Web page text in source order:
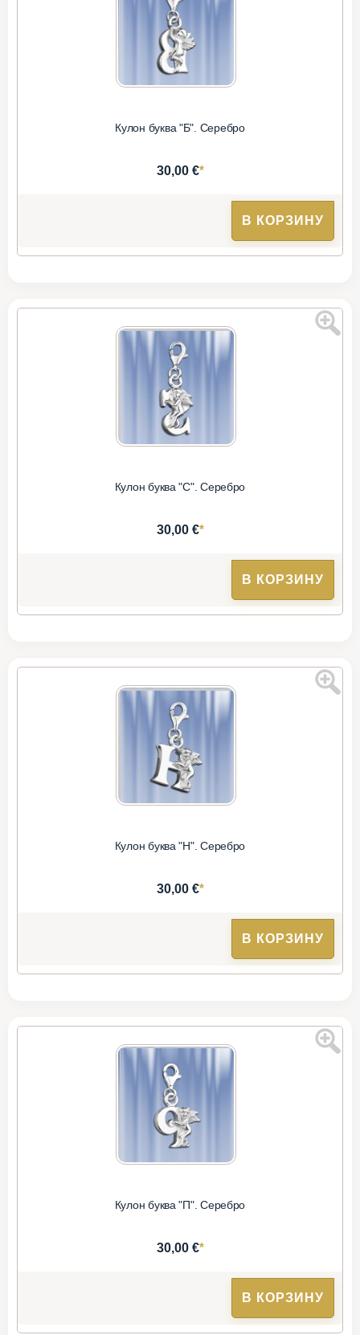
Кулон буква "Б". Серебро
30,00 €*
В КОРЗИНУ
Кулон буква "С". Серебро
30,00 €*
В КОРЗИНУ
Кулон буква "Н". Серебро
30,00 €*
В КОРЗИНУ
Кулон буква "П". Серебро
30,00 €*
В КОРЗИНУ